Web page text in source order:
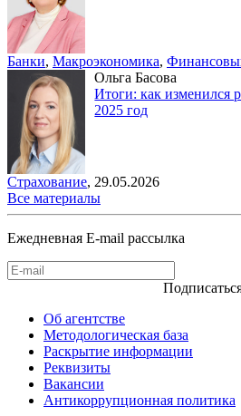
Банки, Макроэкономика,
Ольга Басова
Итоги: как изменился
2025 год
Страхование, 29.05.2026
Все материалы
Ежедневная E-mail рассылка
Об агентстве
Методологическая база
Раскрытие информации
Реквизиты
Вакансии
Антикоррупционная политика